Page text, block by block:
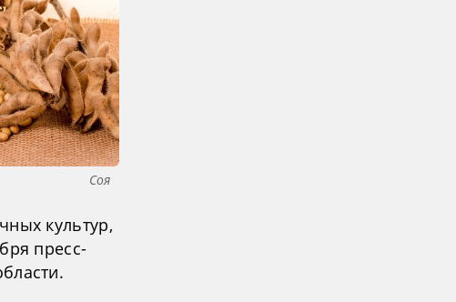
Соя
культур,
пресс-